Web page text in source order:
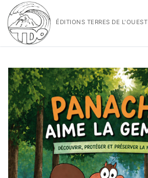
Aller
au
contenu
ÉDITIONS TERRES DE L'OUEST
Rechercher :